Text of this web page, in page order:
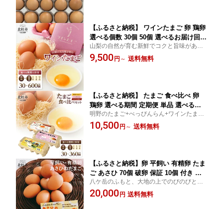
【ふるさと納税】 ワインたまご 卵 鶏卵
選べる個数 30個 50個 選べるお届け回数
単品 定期便 3ヶ月 6ヶ月 12ヶ月 M〜L
サイズ 新鮮 たまご タマゴ 玉子 コク 旨
山梨の自然が育む新鮮でコクと旨味がある
ワインたまご。
9,500 円 ～ 送料無料
【ふるさと納税】 たまご 食べ比べ 卵
鶏卵 選べる期間 定期便 単品 選べる容
量 3種類 セット 明野のたまご べっぴん
らん ワインたまご 各10個 新鮮 たまご
明野のたまご+べっぴんらん+ワインたま
ご 食べ比べセット
10,500 円 ～ 送料無料
【ふるさと納税】卵 平飼い 有精卵 たま
ご あさひ 70個 破卵 保証 10個 付き 送
料無料
八ケ岳のふもと、大地の上でのびのびと育
つニワトリの卵です。自然のままの色・レ
モン色の黄身です。
20,000 円 送料無料